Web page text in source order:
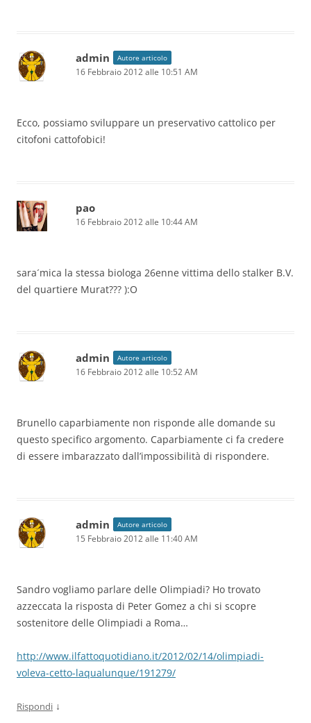
admin Autore articolo
16 Febbraio 2012 alle 10:51 AM
Ecco, possiamo sviluppare un preservativo cattolico per
citofoni cattofobici!
pao
16 Febbraio 2012 alle 10:44 AM
sara´mica la stessa biologa 26enne vittima dello stalker B.V.
del quartiere Murat??? ):O
admin Autore articolo
16 Febbraio 2012 alle 10:52 AM
Brunello caparbiamente non risponde alle domande su
questo specifico argomento. Caparbiamente ci fa credere
di essere imbarazzato dall’impossibilità di rispondere.
admin Autore articolo
15 Febbraio 2012 alle 11:40 AM
Sandro vogliamo parlare delle Olimpiadi? Ho trovato
azzeccata la risposta di Peter Gomez a chi si scopre
sostenitore delle Olimpiadi a Roma…
http://www.ilfattoquotidiano.it/2012/02/14/olimpiadi-
voleva-cetto-laqualunque/191279/
Rispondi ↓